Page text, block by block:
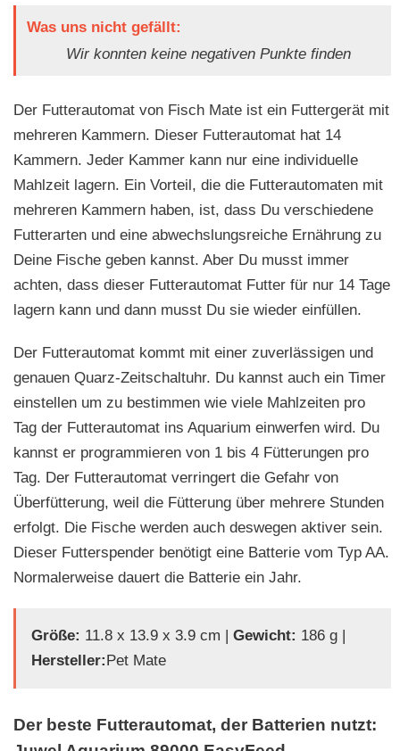
Was uns nicht gefällt:
Wir konnten keine negativen Punkte finden
Der Futterautomat von Fisch Mate ist ein Futtergerät mit
mehreren Kammern. Dieser Futterautomat hat 14
Kammern. Jeder Kammer kann nur eine individuelle
Mahlzeit lagern. Ein Vorteil, die die Futterautomaten mit
mehreren Kammern haben, ist, dass Du verschiedene
Futterarten und eine abwechslungsreiche Ernährung zu
Deine Fische geben kannst. Aber Du musst immer
achten, dass dieser Futterautomat Futter für nur 14 Tage
lagern kann und dann musst Du sie wieder einfüllen.
Der Futterautomat kommt mit einer zuverlässigen und
genauen Quarz-Zeitschaltuhr. Du kannst auch ein Timer
einstellen um zu bestimmen wie viele Mahlzeiten pro
Tag der Futterautomat ins Aquarium einwerfen wird. Du
kannst er programmieren von 1 bis 4 Fütterungen pro
Tag. Der Futterautomat verringert die Gefahr von
Überfütterung, weil die Fütterung über mehrere Stunden
erfolgt. Die Fische werden auch deswegen aktiver sein.
Dieser Futterspender benötigt eine Batterie vom Typ AA.
Normalerweise dauert die Batterie ein Jahr.
Größe: 11.8 x 13.9 x 3.9 cm | Gewicht: 186 g |
Hersteller:Pet Mate
Der beste Futterautomat, der Batterien nutzt: